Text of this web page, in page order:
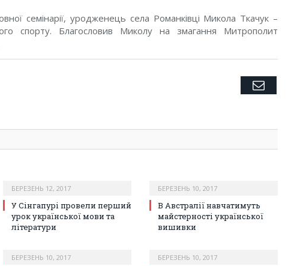
семінарії, уродженець села Романківці Микола Ткачук –
спорту.
Благословив Миколу на змагання Митрополит
Twitter
Facebook
Google+
Pinterest
LinkedIn
TumblrEmail
БЕРЕЗЕНЬ 12, 2017
У Сінгапурі провели перший
урок української мови та
літератури
БЕРЕЗЕНЬ 10, 2017
В Австралії навчатимуть
майстерності української
вишивки
БЕРЕЗЕНЬ 10, 2017 БЕРЕЗЕНЬ 10, 2017